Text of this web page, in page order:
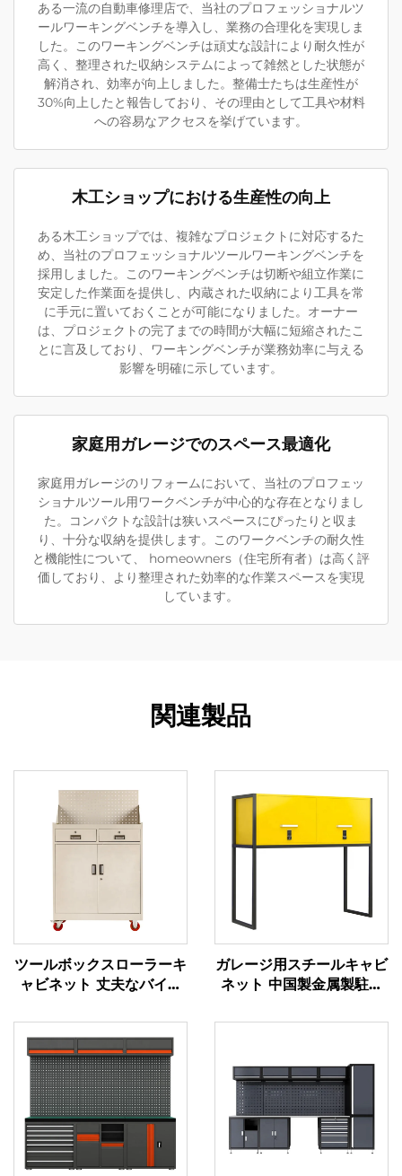
ある一流の自動車修理店で、当社のプロフェッショナルツ
ールワーキングベンチを導入し、業務の合理化を実現しま
した。このワーキングベンチは頑丈な設計により耐久性が
高く、整理された収納システムによって雑然とした状態が
解消され、効率が向上しました。整備士たちは生産性が
30%向上したと報告しており、その理由として工具や材料
への容易なアクセスを挙げています。
木工ショップにおける生産性の向上
ある木工ショップでは、複雑なプロジェクトに対応するた
め、当社のプロフェッショナルツールワーキングベンチを
採用しました。このワーキングベンチは切断や組立作業に
安定した作業面を提供し、内蔵された収納により工具を常
に手元に置いておくことが可能になりました。オーナー
は、プロジェクトの完了までの時間が大幅に短縮されたこ
とに言及しており、ワーキングベンチが業務効率に与える
影響を明確に示しています。
家庭用ガレージでのスペース最適化
家庭用ガレージのリフォームにおいて、当社のプロフェッ
ショナルツール用ワークベンチが中心的な存在となりまし
た。コンパクトな設計は狭いスペースにぴったりと収ま
り、十分な収納を提供します。このワークベンチの耐久性
と機能性について、 homeowners（住宅所有者）は高く評
価しており、より整理された効率的な作業スペースを実現
しています。
関連製品
ツールボックスローラーキ
ャビネット 丈夫なバイク
スキャビネット カート
pegboard付き金属製ツー
ルキャビネット 車のワー
クショップ用
ガレージ用スチールキャビ
ネット 中国製金属製駐車
ット上設置用金属製収納ロ